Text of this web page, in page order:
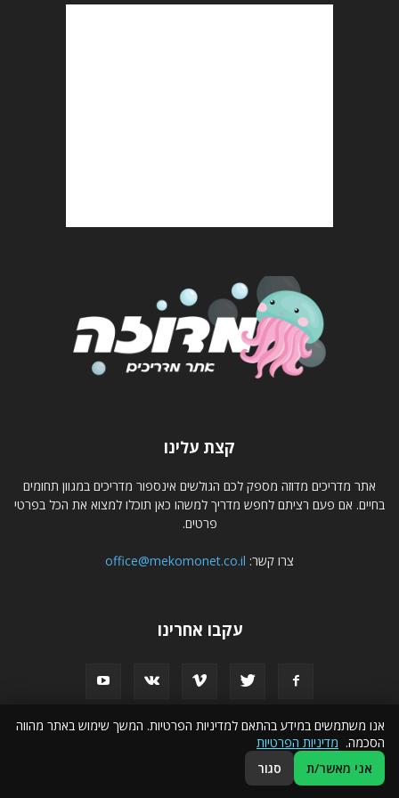
קצת עלינו
אתר מדריכים מדוזה מספק לכם הגולשים אינספור מדריכים במגוון תחומים
בחיים. אם פעם רציתם לחפש מדריך למשהו כאן תוכלו למצוא את הכל בפרטי
פרטים.
צרו קשר: office@mekomonet.co.il
עקבו אחרינו
פרסמו אצלנו הצהרת נגישות
© כל הזכויות שמורות לאתר מדריכים - מדוזה
אנו משתמשים במידע בהתאם למדיניות הפרטיות. המשך שימוש באתר מהווה
הסכמה. מדיניות הפרטיות
אני מאשר/ת
סגור